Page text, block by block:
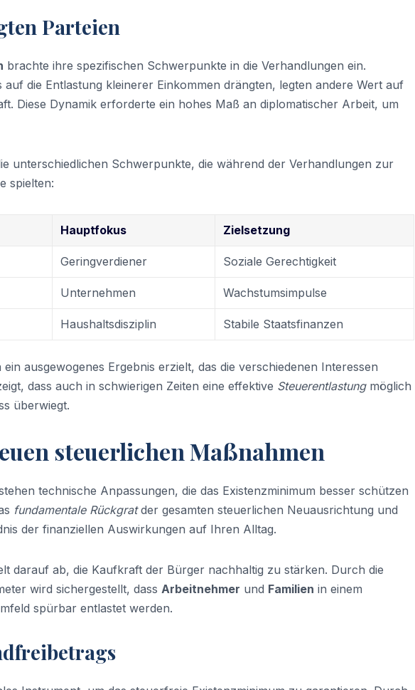
Parteien
brachte ihre spezifischen Schwerpunkte in die Verhandlungen ein.
die Entlastung kleinerer Einkommen drängten, legten andere Wert auf
Diese Dynamik erforderte ein hohes Maß an diplomatischer Arbeit, um
unterschiedlichen Schwerpunkte, die während der Verhandlungen zur
spielten:
Hauptfokus Zielsetzung
Geringverdiener Soziale Gerechtigkeit
Unternehmen Wachstumsimpulse
Haushaltsdisziplin Stabile Staatsfinanzen
ausgewogenes Ergebnis erzielt, das die verschiedenen Interessen
dass auch in schwierigen Zeiten eine effektive Steuerentlastungmöglich
überwiegt.
steuerlichen Maßnahmen
technische Anpassungen, die das Existenzminimum besser schützen
fundamentale Rückgratder gesamten steuerlichen Neuausrichtung und
der finanziellen Auswirkungen auf Ihren Alltag.
darauf ab, die Kaufkraft der Bürger nachhaltig zu stärken. Durch die
wird sichergestellt, dass Arbeitnehmer und Familien in einem
spürbar entlastet werden.